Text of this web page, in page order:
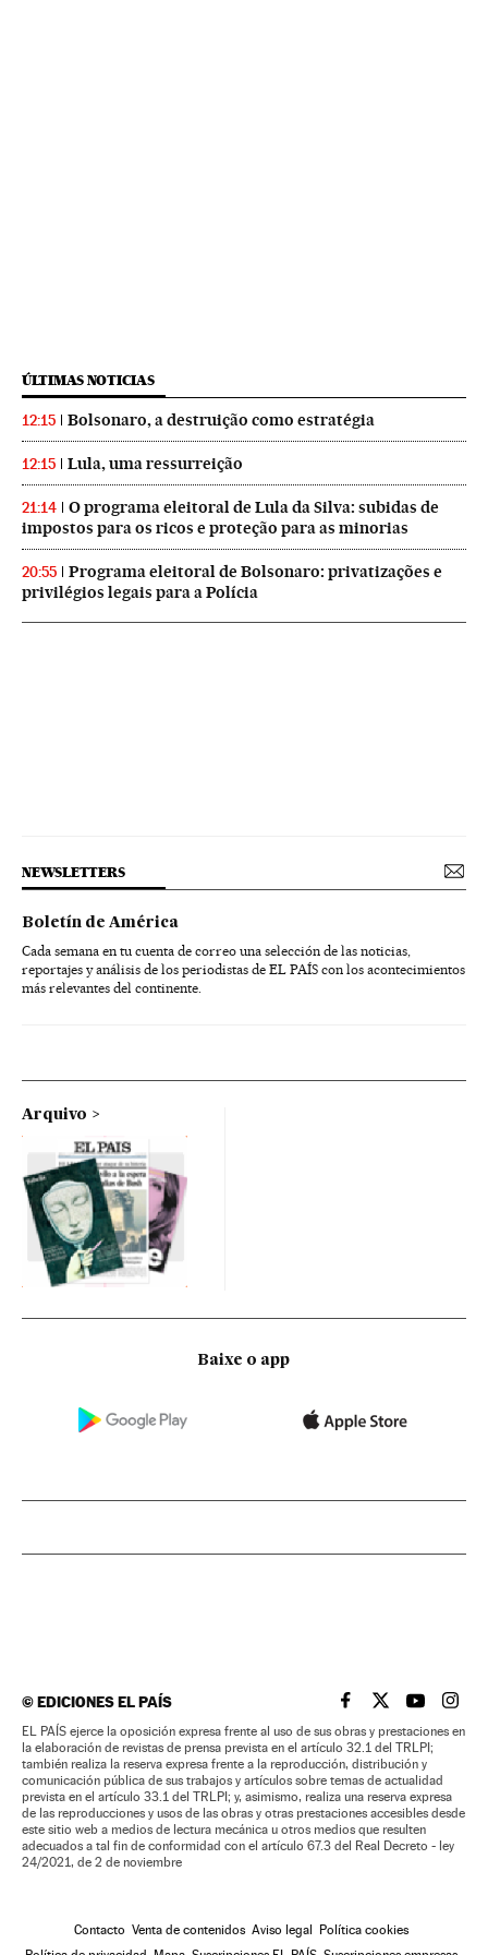
ÚLTIMAS NOTICIAS
12:15 Bolsonaro, a destruição como estratégia
12:15 Lula, uma ressurreição
21:14
O programa eleitoral de Lula da Silva: subidas de
impostos para os ricos e proteção para as minorias
20:55
Programa eleitoral de Bolsonaro: privatizações e
privilégios legais para a Polícia
NEWSLETTERS
Boletín de América
Cada semana en tu cuenta de correo una selección de las noticias,
reportajes y análisis de los periodistas de EL PAÍS con los acontecimientos
más relevantes del continente.
Arquivo
Baixe o app
©EDICIONES EL PAÍS EL PAÍS BRASIL EN
EL PAÍSEL PAÍS
EL
EL PAÍS ejerce la oposición expresa frente al uso de sus obras y prestaciones en
la elaboración de revistas de prensa prevista en el artículo 32.1 del TRLPI;
también realiza la reserva expresa frente a la reproducción, distribución y
comunicación pública de sus trabajos y artículos sobre temas de actualidad
prevista en el artículo 33.1 del TRLPI; y, asimismo, realiza una reserva expresa
de las reproducciones y usos de las obras y otras prestaciones accesibles desde
este sitio web a medios de lectura mecánica u otros medios que resulten
adecuados a tal fin de conformidad con el artículo 67.3 del Real Decreto - ley
24/2021, de 2 de noviembre
Contacto Venta de contenidos Aviso legal
Política cookies